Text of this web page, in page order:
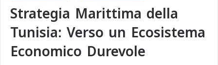
Strategia Marittima della
Tunisia: Verso un Ecosistema
Economico Durevole